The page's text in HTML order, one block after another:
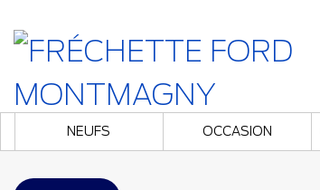
NEUFS OCCASION